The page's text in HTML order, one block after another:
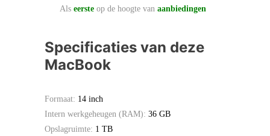
Als eerste op de hoogte van aanbiedingen
Specificaties van deze
MacBook
Formaat: 14 inch
Intern werkgeheugen (RAM): 36 GB
Opslagruimte: 1 TB